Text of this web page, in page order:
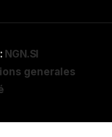
: NGN.SI
generales